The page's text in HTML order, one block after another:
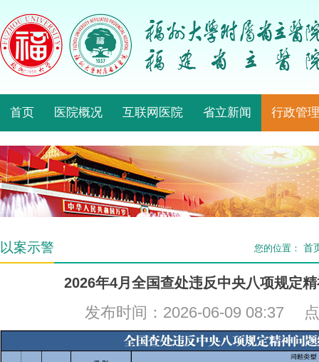
首页 医院概况 互联网医院 省立新闻 行政管理
以案示警 您的位置： 首
2026年4月全国查处违反中央八项规定
发布时间：2026-06-09 08:37